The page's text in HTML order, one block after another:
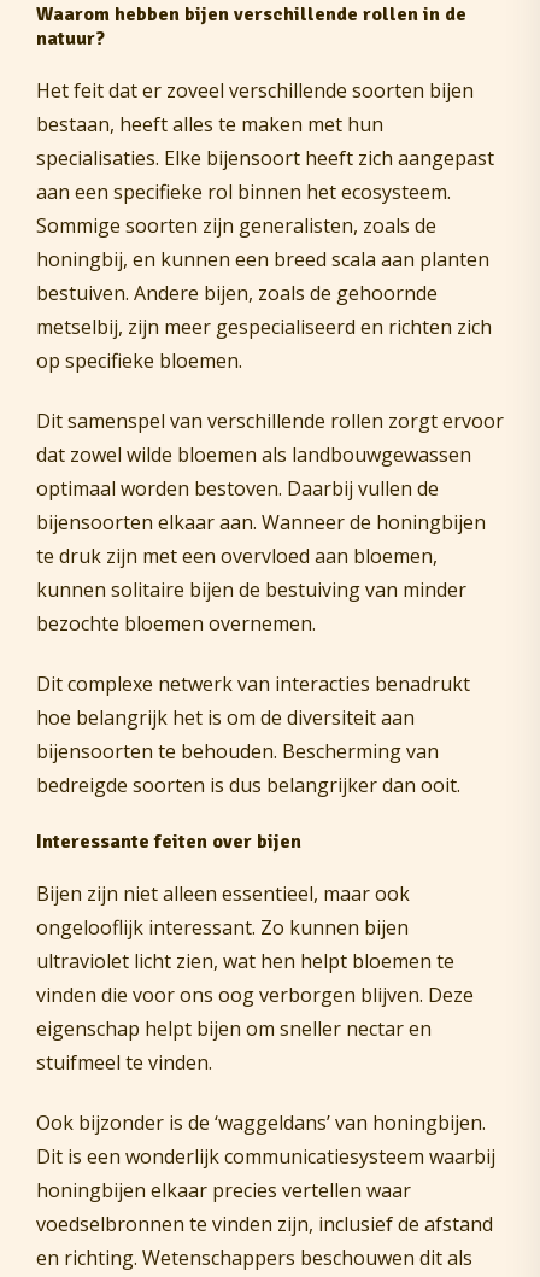
Waarom hebben bijen verschillende rollen in de
natuur?
Het feit dat er zoveel verschillende soorten bijen
bestaan, heeft alles te maken met hun
specialisaties. Elke bijensoort heeft zich aangepast
aan een specifieke rol binnen het ecosysteem.
Sommige soorten zijn generalisten, zoals de
honingbij, en kunnen een breed scala aan planten
bestuiven. Andere bijen, zoals de gehoornde
metselbij, zijn meer gespecialiseerd en richten zich
op specifieke bloemen.
Dit samenspel van verschillende rollen zorgt ervoor
dat zowel wilde bloemen als landbouwgewassen
optimaal worden bestoven. Daarbij vullen de
bijensoorten elkaar aan. Wanneer de honingbijen
te druk zijn met een overvloed aan bloemen,
kunnen solitaire bijen de bestuiving van minder
bezochte bloemen overnemen.
Dit complexe netwerk van interacties benadrukt
hoe belangrijk het is om de diversiteit aan
bijensoorten te behouden. Bescherming van
bedreigde soorten is dus belangrijker dan ooit.
Interessante feiten over bijen
Bijen zijn niet alleen essentieel, maar ook
ongelooflijk interessant. Zo kunnen bijen
ultraviolet licht zien, wat hen helpt bloemen te
vinden die voor ons oog verborgen blijven. Deze
eigenschap helpt bijen om sneller nectar en
stuifmeel te vinden.
Ook bijzonder is de ‘waggeldans’ van honingbijen.
Dit is een wonderlijk communicatiesysteem waarbij
honingbijen elkaar precies vertellen waar
voedselbronnen te vinden zijn, inclusief de afstand
en richting. Wetenschappers beschouwen dit als